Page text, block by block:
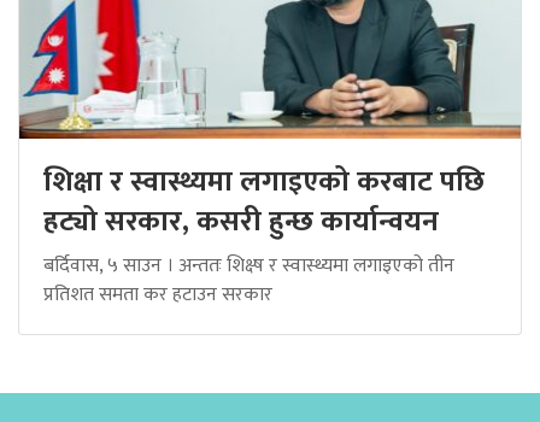
शिक्षा र स्वास्थ्यमा लगाइएको करबाट पछि
हट्यो सरकार, कसरी हुन्छ कार्यान्वयन
बर्दिवास, ५ साउन । अन्ततः शिक्ष्ष र स्वास्थ्यमा लगाइएको तीन
प्रतिशत समता कर हटाउन सरकार